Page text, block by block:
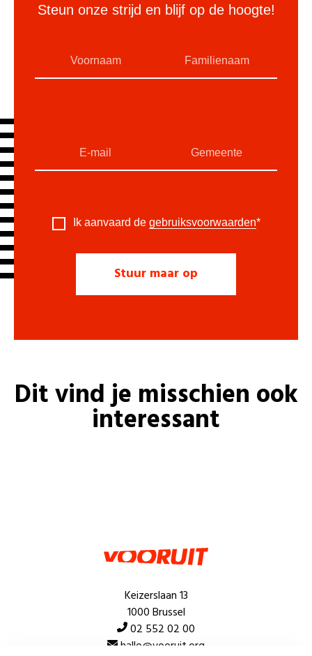
Steun onze strijd en blijf op de hoogte!
Ik aanvaard de gebruiksvoorwaarden*
Dit vind je misschien ook
interessant
Keizerslaan 13
1000 Brussel
02 552 02 00
hallo@vooruit.org